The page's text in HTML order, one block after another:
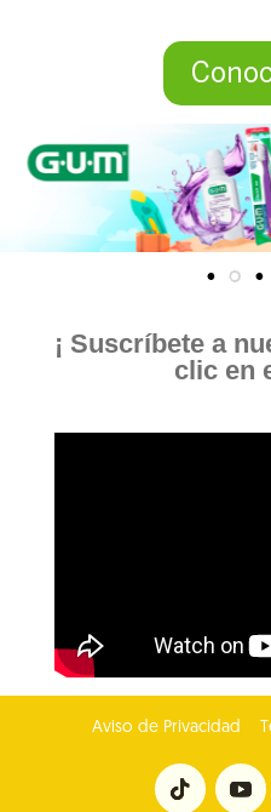
¡ Suscríbete a
clic en
Aviso de Privacidad